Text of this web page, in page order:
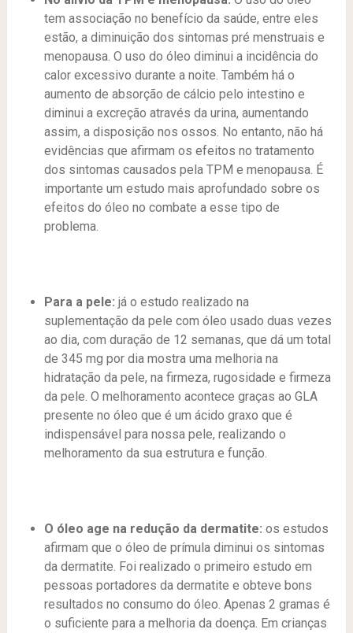
tem associação no benefício da saúde, entre eles
estão, a diminuição dos sintomas pré menstruais e
menopausa. O uso do óleo diminui a incidência do
calor excessivo durante a noite. Também há o
aumento de absorção de cálcio pelo intestino e
diminui a excreção através da urina, aumentando
assim, a disposição nos ossos. No entanto, não há
evidências que afirmam os efeitos no tratamento
dos sintomas causados pela TPM e menopausa. É
importante um estudo mais aprofundado sobre os
efeitos do óleo no combate a esse tipo de
problema.
Para a pele: já o estudo realizado na
suplementação da pele com óleo usado duas vezes
ao dia, com duração de 12 semanas, que dá um total
de 345 mg por dia mostra uma melhoria na
hidratação da pele, na firmeza, rugosidade e firmeza
da pele. O melhoramento acontece graças ao GLA
presente no óleo que é um ácido graxo que é
indispensável para nossa pele, realizando o
melhoramento da sua estrutura e função.
O óleo age na redução da dermatite: os estudos
afirmam que o óleo de prímula diminui os sintomas
da dermatite. Foi realizado o primeiro estudo em
pessoas portadores da dermatite e obteve bons
resultados no consumo do óleo. Apenas 2 gramas é
o suficiente para a melhoria da doença. Em crianças